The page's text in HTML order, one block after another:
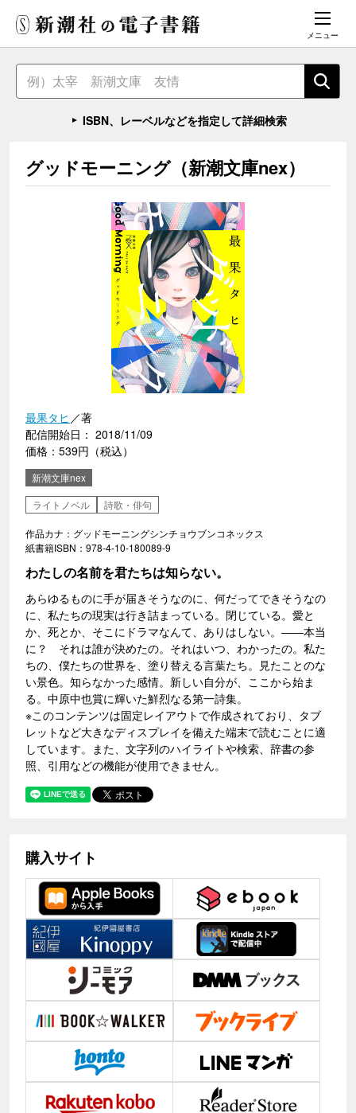
メニュー
ISBN、レーベルなどを指定して詳細検索
グッドモーニング（新潮文庫nex）
最果タヒ ／著
配信開始日： 2018/11/09
価格：539円（税込）
新潮文庫nex
ライトノベル
詩歌・俳句
作品カナ：グッドモーニングシンチョウブンコネックス
紙書籍ISBN：978-4-10-180089-9
わたしの名前を君たちは知らない。
あらゆるものに手が届きそうなのに、何だってできそうなの
に、私たちの現実は行き詰まっている。閉じている。愛と
か、死とか、そこにドラマなんて、ありはしない。――本当
に？ それは誰が決めたの。それはいつ、わかったの。私た
ちの、僕たちの世界を、塗り替える言葉たち。見たことのな
い景色。知らなかった感情。新しい自分が、ここから始ま
る。中原中也賞に輝いた鮮烈なる第一詩集。
※このコンテンツは固定レイアウトで作成されており、タブ
レットなど大きなディスプレイを備えた端末で読むことに適
しています。また、文字列のハイライトや検索、辞書の参
照、引用などの機能が使用できません。
購入サイト